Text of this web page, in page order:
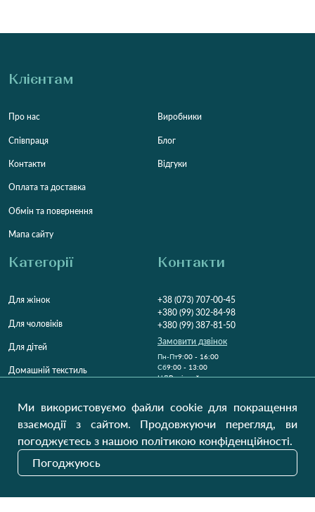
Клієнтам
Про нас
Співпраця
Контакти
Оплата та доставка
Обмін та повернення
Мапа сайту
Виробники
Блог
Відгуки
Категорії
Для жінок
Для чоловіків
Для дітей
Домашній текстиль
Контакти
+38 (073) 707-00-45
+380 (99) 302-84-98
+380 (99) 387-81-50
Замовити дзвінок
Пн-Пт9:00 - 16:00
Cб9:00 - 13:00
НДВихідний
Україна, Луцьк, 43000
Наші оновлення
Надіслати
Ми використовуємо файли cookie для покращення
взаємодії з сайтом. Продовжуючи перегляд, ви
погоджуєтесь з нашою політикою конфіденційності.
Погоджуюсь